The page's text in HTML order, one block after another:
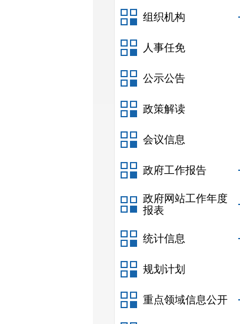
组织机构
人事任免
公示公告
政策解读
会议信息
政府工作报告
政府网站工作年度
报表
统计信息
规划计划
重点领域信息公开